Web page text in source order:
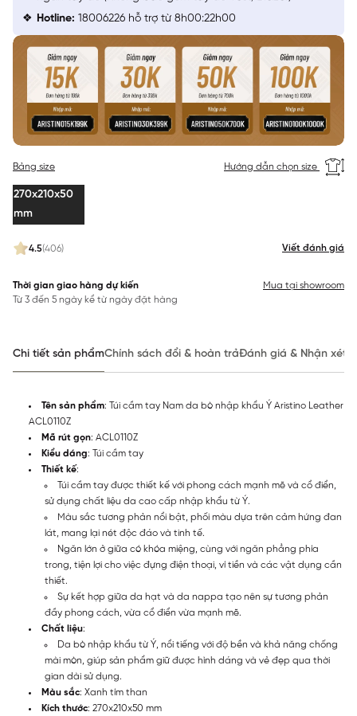
4.5(406) Viết đánh giá
Bảng size Hướng dẫn chọn size
270x210x50
mm
Thời gian giao hàng dự kiến
Từ 3 đến 5 ngày kể từ ngày đặt hàng
Mua tại showroom
Hotline: 18006226 hỗ trợ từ 8h00:22h00
Chi tiết sản phẩmChính sách đổi & hoàn trảĐánh giá & Nhận xét
Tên sản phẩm: Túi cầm tay Nam da bò nhập khẩu Ý Aristino Leather
ACL0110Z
Mã rút gọn: ACL0110Z
Kiểu dáng: Túi cầm tay
Thiết kế:
Túi cầm tay được thiết kế với phong cách mạnh mẽ và cổ điển,
sử dụng chất liệu da cao cấp nhập khẩu từ Ý.
Màu sắc tương phản nổi bật, phối màu dựa trên cảm hứng đan
lát, mang lại nét độc đáo và tinh tế.
Ngăn lớn ở giữa có khóa miệng, cùng với ngăn phẳng phía
trong, tiện lợi cho việc đựng điện thoại, ví tiền và các vật dụng cần
thiết.
Sự kết hợp giữa da hạt và da nappa tạo nên sự tương phản
đầy phong cách, vừa cổ điển vừa mạnh mẽ.
Chất liệu:
Da bò nhập khẩu từ Ý, nổi tiếng với độ bền và khả năng chống
mài mòn, giúp sản phẩm giữ được hình dáng và vẻ đẹp qua thời
gian dài sử dụng.
Màu sắc: Xanh tím than
Kích thước: 270x210x50 mm